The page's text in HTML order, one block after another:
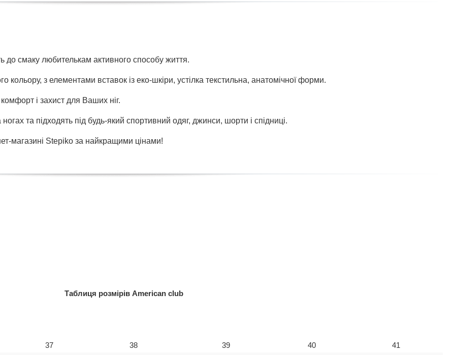
до смаку любителькам активного способу життя.
кольору, з елементами вставок із еко-шкіри, устілка текстильна, анатомічної форми.
і захист для Ваших ніг.
та підходять під будь-який спортивний одяг, джинси, шорти і спідниці.
магазині Stepiko за найкращими цінами!
Таблиця розмірів American club
37 38 39 40
41